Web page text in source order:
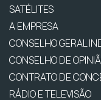
SATÉLITES
A EMPRESA
CONSELHO GERAL
CONSELHO DE
CONTRATO DE
RÁDIO E TELEVISÃO